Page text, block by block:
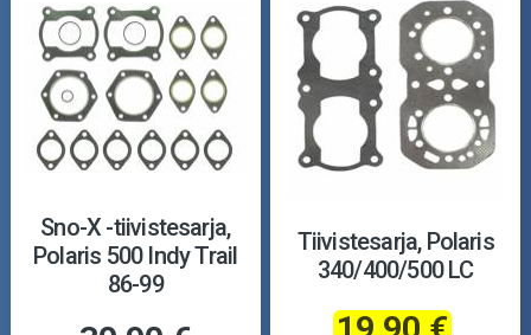
Sno-X -tiivistesarja,
Polaris 500 Indy Trail
86-99
Tiivistesarja, Polaris
340/400/500 LC